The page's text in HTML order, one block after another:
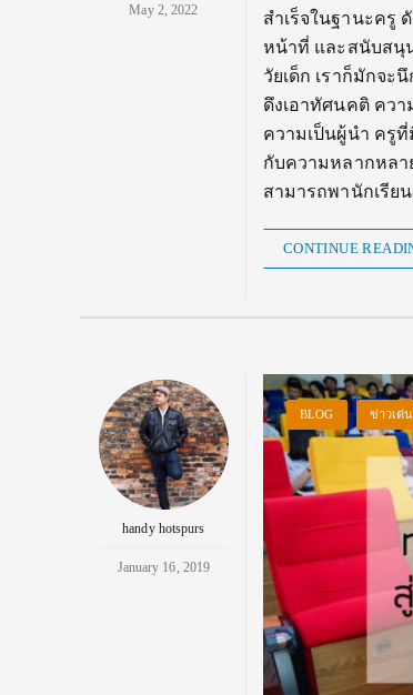
May 2, 2022
สำเร็จในฐานะครู
หน้าที่ และสนับสนุ
วัยเด็ก เราก็มักจะ
ดึงเอาทัศนคติ คว
ความเป็นผู้นำ ครู
กับความหลากหลา
สามารถพานักเรีย
CONTINUE
handy hotspurs
January 16, 2019
BLOG ข่าวเด่น